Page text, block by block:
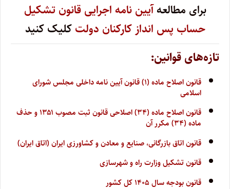
برای مطالعهآیین نامه اجرایی قانون تشکیل
حساب پس انداز کارکنان دولت کلیک کنید
تازه‌های قوانین:
قانون اصلاح ماده (۱) قانون آیین نامه داخلی مجلس شورای
اسلامی
قانون اصلاح ماده (۳۴) اصلاحی قانون ثبت مصوب ۱۳۵۱ و حذف
ماده (۳۴) مکرر آن
قانون اتاق بازرگانی، صنایع و معادن و کشاورزی ایران (اتاق ایران)
قانون تشکیل وزارت راه و شهرسازی
قانون بودجه سال ۱۴۰۵ کل کشور